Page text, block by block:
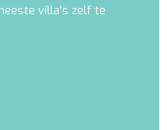
villa's zelf te